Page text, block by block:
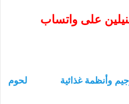
على واتساب
وأنظمة غذائية
لحوم